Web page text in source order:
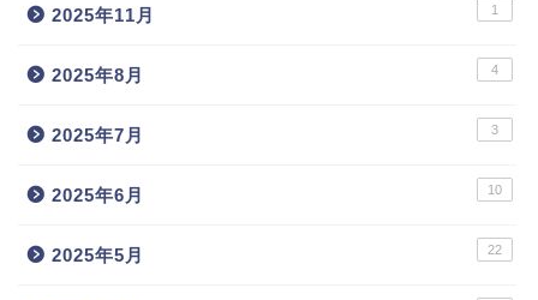
2025年11月 1
2025年8月 4
2025年7月 3
2025年6月 10
2025年5月 22